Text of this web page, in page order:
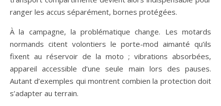
ranger les accus séparément, bornes protégées.
À la campagne, la problématique change. Les motards
normands citent volontiers le porte-mod aimanté qu’ils
fixent au réservoir de la moto ; vibrations absorbées,
appareil accessible d’une seule main lors des pauses.
Autant d’exemples qui montrent combien la protection doit
s’adapter au terrain.